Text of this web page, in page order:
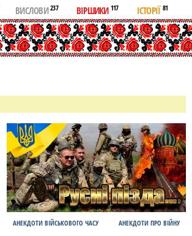
ВИСЛОВИ237 ВІРШИКИ 117 ІСТОРІЇ 81
АНЕКДОТИ ВІЙСЬКОВОГО ЧАСУ АНЕКДОТИ ПРО ВІЙНУ